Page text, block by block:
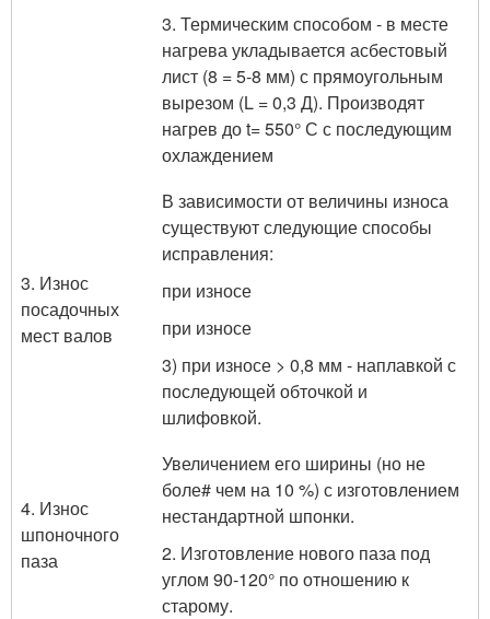
3. Термическим способом - в месте
нагрева уклады­вается асбестовый
лист (8 = 5-8 мм) с прямоуголь­ным
вырезом (L = 0,3 Д). Производят
нагрев до t= 550° С с последующим
охлаждением
3. Износ
посадочных
мест валов
В зависимости от величины износа
существуют сле­дующие способы
исправления:
при износе
при износе
3) при износе > 0,8 мм - наплавкой с
последующей обточкой и
шлифовкой.
4. Износ
шпоночного
паза
Увеличением его ширины (но не
боле# чем на 10 %) с изготовлением
нестандартной шпонки.
2. Изготовление нового паза под
углом 90-120° по отношению к
старому.